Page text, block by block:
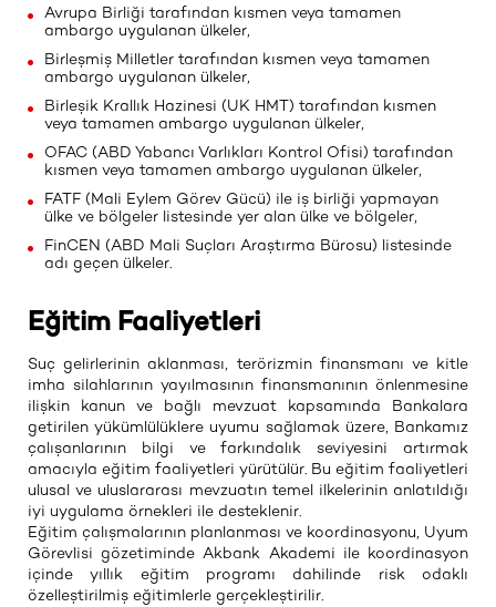
Avrupa Birliği tarafından kısmen veya tamamen
ambargo uygulanan ülkeler,
Birleşmiş Milletler tarafından kısmen veya tamamen
ambargo uygulanan ülkeler,
Birleşik Krallık Hazinesi (UK HMT) tarafından kısmen
veya tamamen ambargo uygulanan ülkeler,
OFAC (ABD Yabancı Varlıkları Kontrol Ofisi) tarafından
kısmen veya tamamen ambargo uygulanan ülkeler,
FATF (Mali Eylem Görev Gücü) ile iş birliği yapmayan
ülke ve bölgeler listesinde yer alan ülke ve bölgeler,
FinCEN (ABD Mali Suçları Araştırma Bürosu) listesinde
adı geçen ülkeler.
Eğitim Faaliyetleri
​Suç gelirlerinin aklanması, terörizmin finansmanı ve kitle
imha silahlarının yayılmasının finansmanının önlenmesine
ilişkin kanun ve bağlı mevzuat kapsamında Bankalara
getirilen yükümlülüklere uyumu sağlamak üzere, Bankamız
çalışanlarının bilgi ve farkındalık seviyesini artırmak
amacıyla eğitim faaliyetleri yürütülür. Bu eğitim faaliyetleri
ulusal ve uluslararası mevzuatın temel ilkelerinin anlatıldığı
iyi uygulama örnekleri ile desteklenir.
Eğitim çalışmalarının planlanması ve koordinasyonu, Uyum
Görevlisi gözetiminde Akbank Akademi ile koordinasyon
içinde yıllık eğitim programı dahilinde risk odaklı
özelleştirilmiş eğitimlerle gerçekleştirilir.